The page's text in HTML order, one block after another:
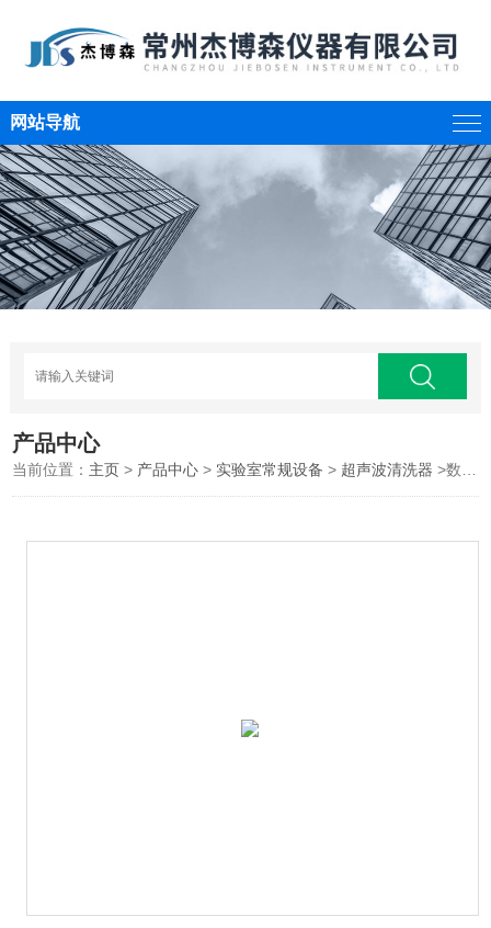
网站导航
产品中心
当前位置： 主页 > 产品中心 > 实验室常规设备 > 超声波清洗器 >数控超声波清洗器